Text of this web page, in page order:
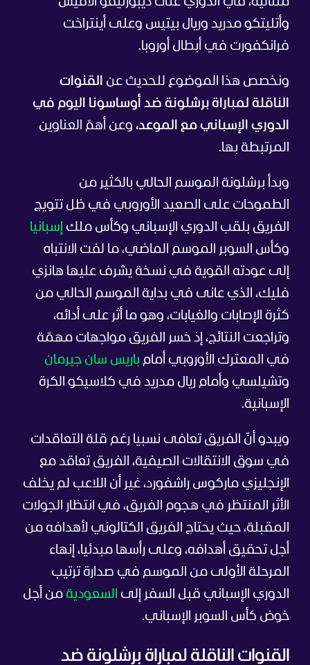
وأتليتكو مدريد وريال بيتيس وعلى أينتراخت
فرانكفورت في أبطال أوروبا.
ونخصص هذا الموضوع للحديث عن القنوات
الناقلة لمباراة برشلونة ضد أوساسونا اليوم في
الدوري الإسباني مع الموعد، وعن أهمّ العناوين
المرتبطة بها.
وبدأ برشلونة الموسم الحالي بالكثير من
الطموحات على الصعيد الأوروبي في ظل تتويج
الفريق بلقب الدوري الإسباني وكأس ملك إسبانيا
وكأس السوبر الموسم الماضي، ما لفت الانتباه
إلى عودته القوية في نسخة يشرف عليها هانزي
فليك، الذي عانى في بداية الموسم الحالي من
كثرة الإصابات والغيابات، وهو ما أثر على أدائه،
وتراجعت النتائج، إذ خسر الفريق مواجهات مهمّة
في المعترك الأوروبي أمام باريس سان جيرمان
وتشيلسي وأمام ريال مدريد في كلاسيكو الكرة
الإسبانية.
ويبدو أنّ الفريق تعافى نسبيا رغم قلة التعاقدات
في سوق الانتقالات الصيفية، الفريق تعاقد مع
الإنجليزي ماركوس راشفورد، غير أن اللاعب لم يخلف
الأثر المنتظر في هجوم الفريق، في انتظار الجولات
المقبلة، حيث يحتاج الفريق الكتالوني لأهدافه من
أجل تحقيق أهدافه، وعلى رأسها مبدئيا، إنهاء
المرحلة الأولى من الموسم في صدارة ترتيب
الدوري الإسباني قبل السفر إلى السعودية من أجل
خوض كأس السوبر الإسباني.
القنوات الناقلة لمباراة برشلونة ضد